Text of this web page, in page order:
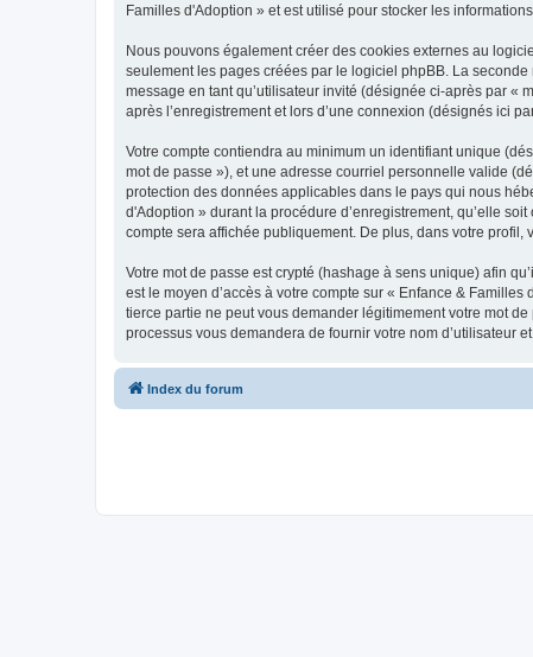
Familles d'Adoption » et est utilisé pour stocker les
Nous pouvons également créer des cookies externes au
seulement les pages créées par le logiciel phpBB. La
message en tant qu’utilisateur invité (désignée ci-après par «
après l’enregistrement et lors d’une connexion (désignés ici
Votre compte contiendra au minimum un identifiant unique
mot de passe »), et une adresse courriel personnelle valide
protection des données applicables dans le pays qui nous
d'Adoption » durant la procédure d’enregistrement, qu’elle
compte sera affichée publiquement. De plus, dans votre
Votre mot de passe est crypté (hashage à sens unique) afin
est le moyen d’accès à votre compte sur « Enfance &
tierce partie ne peut vous demander légitimement votre mot
processus vous demandera de fournir votre nom d’utilisateur
Index du forum